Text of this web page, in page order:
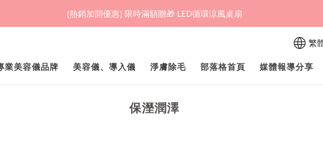
(熱銷加開優惠) 限時滿額贈🎁 LED循環涼風桌扇
(熱銷加開優惠) 限時滿額贈🎁 LED循環涼風桌扇
(熱銷加開優惠) 限時滿額贈🎁 LED循環涼風桌扇
繁
美容儀品牌 美容儀、導入儀 淨膚除毛 部落格首頁 媒體報導分享
保溼潤澤